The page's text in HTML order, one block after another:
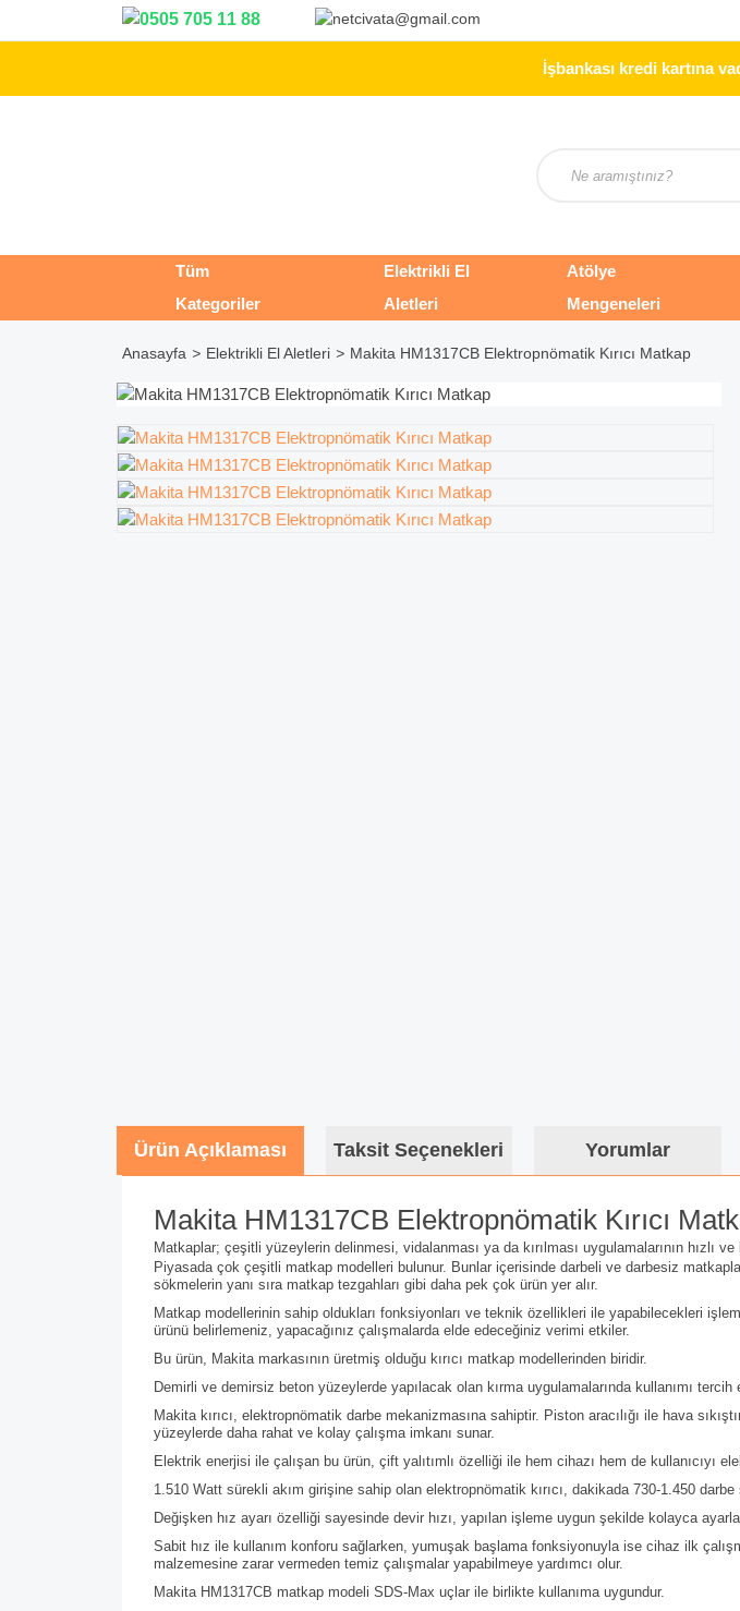
İşbankası kredi kartına
Tüm
Kategoriler
Elektrikli El
Aletleri
Atölye
Mengeneleri
Anasayfa Elektrikli El Aletleri Makita HM1317CB Elektropnömatik Kırıcı Matkap
Ürün Açıklaması Taksit Seçenekleri Yorumlar
Makita HM1317CB Elektropnömatik Kırıcı
Matkaplar; çeşitli yüzeylerin delinmesi, vidalanması ya da kırılması uygulamalarının hızlı
Piyasada çok çeşitli matkap modelleri bulunur. Bunlar içerisinde darbeli ve darbesiz
sökmelerin yanı sıra matkap tezgahları gibi daha pek çok ürün yer alır.
Matkap modellerinin sahip oldukları fonksiyonları ve teknik özellikleri ile yapabilecekleri
ürünü belirlemeniz, yapacağınız çalışmalarda elde edeceğiniz verimi etkiler.
Bu ürün, Makita markasının üretmiş olduğu kırıcı matkap modellerinden biridir.
Demirli ve demirsiz beton yüzeylerde yapılacak olan kırma uygulamalarında kullanımı tercih
Makita kırıcı, elektropnömatik darbe mekanizmasına sahiptir. Piston aracılığı ile hava
yüzeylerde daha rahat ve kolay çalışma imkanı sunar.
Elektrik enerjisi ile çalışan bu ürün, çift yalıtımlı özelliği ile hem cihazı hem de kullanıcıyı
1.510 Watt sürekli akım girişine sahip olan elektropnömatik kırıcı, dakikada 730-1.450 darbe
Değişken hız ayarı özelliği sayesinde devir hızı, yapılan işleme uygun şekilde kolayca
Sabit hız ile kullanım konforu sağlarken, yumuşak başlama fonksiyonuyla ise cihaz ilk
malzemesine zarar vermeden temiz çalışmalar yapabilmeye yardımcı olur.
Makita HM1317CB matkap modeli SDS-Max uçlar ile birlikte kullanıma uygundur.